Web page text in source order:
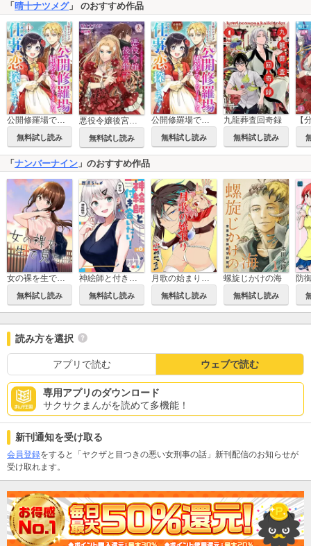
「晴十ナツメグ」 のおすすめ作品
公開修羅場で婚約がなくなりました。これから仕事と恋を探します！
無料試し読み
悪役令嬢後宮物語
無料試し読み
公開修羅場で婚約がなくなりました。これから仕事と恋を探します！【分冊版】
無料試し読み
九龍葬査回奇録
無料試し読み
「 ナンバーナイン 」のおすすめ作品
無料試し読み 無料試し読み 無料試し読み
螺旋じかけの海
無料試し読み
読み方を選択
アプリで読む ウェブで読む
専用アプリのダウンロード
サクサクまんがを読めて多機能！
新刊通知を受け取る
会員登録をすると「ヤクザと目つきの悪い女刑事の話」新刊配信のお知らせが
受け取れます。